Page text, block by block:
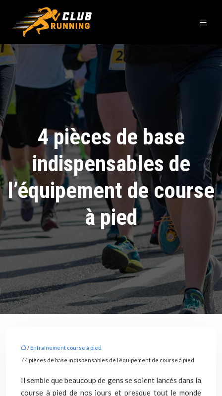
4 pièces de base
indispensables de
l’équipement de course
à pied
/ Entraînement course à pied
/ 4 pièces de base indispensables de l’équipement de course à pied
Il semble que beaucoup de gens se soient lancés dans la
course à pied de nos jours et presque tout le monde